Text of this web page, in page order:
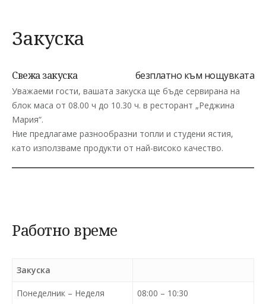
Закуска
Свежа закуска безплатно към нощувката
Уважаеми гости, вашата закуска ще бъде сервирана на
блок маса от 08.00 ч до 10.30 ч. в ресторант „Реджина
Мария“.
Ние предлагаме разнообразни топли и студени ястия,
като използваме продукти от най-високо качество.
Работно време
Закуска
Понеделник – Неделя 08:00 – 10:30